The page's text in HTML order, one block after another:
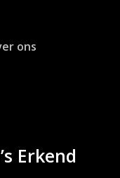
ons
Erkend